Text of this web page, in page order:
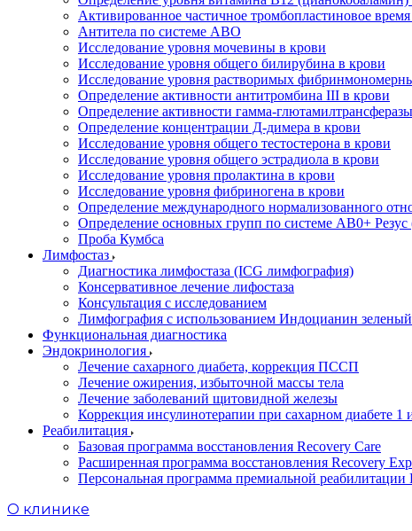
Активированное частичное тромбопластиновое
Антитела по системе АВО
Исследование уровня мочевины в крови
Исследование уровня общего билирубина в крови
Исследование уровня растворимых
Определение активности антитромбина III в крови
Определение активности гамма-
Определение концентрации Д-димера в крови
Исследование уровня общего тестостерона в крови
Исследование уровня общего эстрадиола в крови
Исследование уровня пролактина в крови
Исследование уровня фибриногена в крови
Определение международного нормализованного
Определение основных групп по системе AB0+ Резус
Проба Кумбса
Лимфостаз
Диагностика лимфостаза (ICG лимфография)
Консервативное лечение лифостаза
Консультация с исследованием
Лимфография с использованием Индоцианин зеленый
Функциональная диагностика
Эндокринология
Лечение сахарного диабета, коррекция ПССП
Лечение ожирения, избыточной массы тела
Лечение заболеваний щитовидной железы
Коррекция инсулинотерапии при сахарном диабете 1
Реабилитация
Базовая программа восстановления Recovery Care
Расширенная программа восстановления Recovery
Персональная программа премиальной реабилитации
O клинике